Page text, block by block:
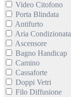
Video Citofono
Porta Blindata
Antifurto
Aria Condizionata
Ascensore
Bagno Handicap
Camino
Cassaforte
Doppi Vetri
Filo Diffusione